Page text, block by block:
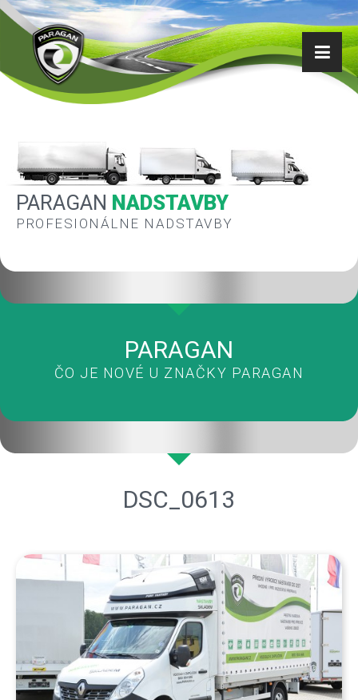
PARAGAN NADSTAVBY
PROFESIONÁLNE NADSTAVBY
PARAGAN
ČO JE NOVÉ U ZNAČKY PARAGAN
DSC_0613